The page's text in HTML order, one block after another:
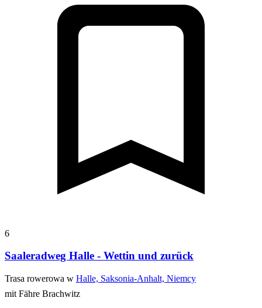
6
Saaleradweg Halle - Wettin und zurück
Trasa rowerowa w Halle, Saksonia-Anhalt, Niemcy
mit Fähre Brachwitz